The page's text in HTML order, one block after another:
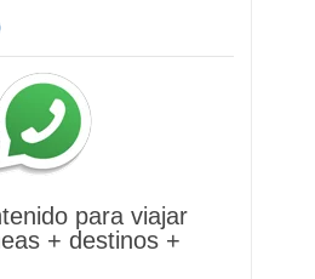
para viajar
+ destinos +